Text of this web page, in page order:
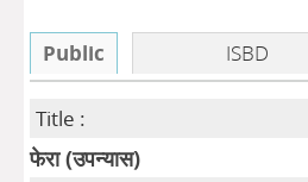
Public ISBD
Title :
फेरा (उपन्यास)